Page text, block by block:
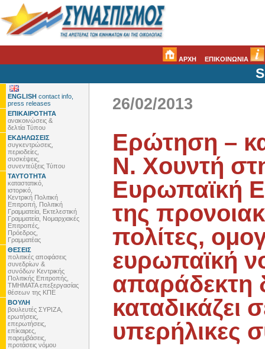
ΑΡΧΗ ΕΠΙΚΟΙΝΩΝΙΑ
ENGLISH contact info,
press releases
ΕΠΙΚΑΙΡΟΤΗΤΑ
ανακοινώσεις &
δελτία Τύπου
ΕΚΔΗΛΩΣΕΙΣ
συγκεντρώσεις,
περιοδείες,
συσκέψεις,
συνεντεύξεις Τύπου
ΤΑΥΤΟΤΗΤΑ
καταστατικό,
ιστορικό,
Κεντρική Πολιτική
Επιτροπή, Πολιτική
Γραμματεία, Εκτελεστική
Γραμματεία, Νομαρχιακές
Επιτροπές,
Πρόεδρος,
Γραμματέας
ΘΕΣΕΙΣ
πολιτικές αποφάσεις
συνεδρίων &
συνόδων Κεντρικής
Πολιτικής Επιτροπής,
ΤΜΗΜΑΤΑ επεξεργασίας
θέσεων της ΚΠΕ
ΒΟΥΛΗ
βουλευτές ΣΥΡΙΖΑ,
ερωτήσεις,
επερωτήσεις,
επίκαιρες,
παρεμβάσεις,
προτάσεις νόμου
26/02/2013
Ερώτηση –
Ν. Χουντή
Ευρωπαϊκή
της
πολίτες,
ευρωπαϊκή
απαράδεκτη
καταδικάζει
υπερήλικες